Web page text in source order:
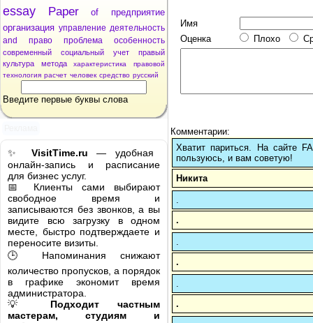
essay
Paper of
предприятие
организация управление деятельность
and
право проблема особенность
современный социальный учет
правый
культура
метода характеристика
правовой
технология расчет человек средство русский
Введите первые буквы слова
✨ VisitTime.ru — удобная
онлайн-запись и расписание
для бизнес услуг.
📅 Клиенты сами выбирают
свободное время и
записываются без звонков, а вы
видите всю загрузку в одном
месте, быстро подтверждаете и
переносите визиты.
🕒 Напоминания снижают
количество пропусков, а порядок
в графике экономит время
администратора.
💡 Подходит частным
мастерам, студиям и
Имя
Оценка
Плохо
Комментарии:
Хватит париться. На сайте
пользуюсь, и вам советую!
Никита
.
.
.